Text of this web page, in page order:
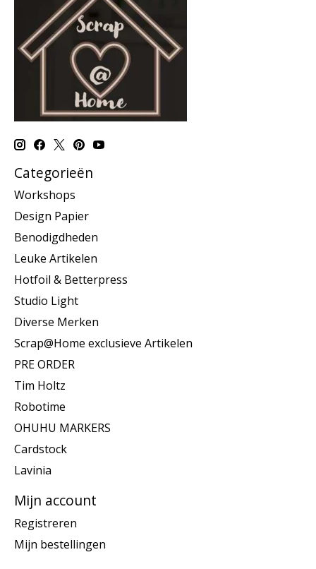
Categorieën
Workshops
Design Papier
Benodigdheden
Leuke Artikelen
Hotfoil & Betterpress
Studio Light
Diverse Merken
Scrap@Home exclusieve Artikelen
PRE ORDER
Tim Holtz
Robotime
OHUHU MARKERS
Cardstock
Lavinia
Mijn account
Registreren
Mijn bestellingen